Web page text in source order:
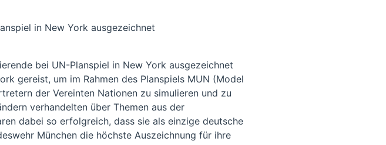
bei UN-Planspiel in New York ausgezeichnet
gereist, um im Rahmen des Planspiels MUN (Model
der Vereinten Nationen zu simulieren und zu
verhandelten über Themen aus der
dabei so erfolgreich, dass sie als einzige deutsche
München die höchste Auszeichnung für ihre